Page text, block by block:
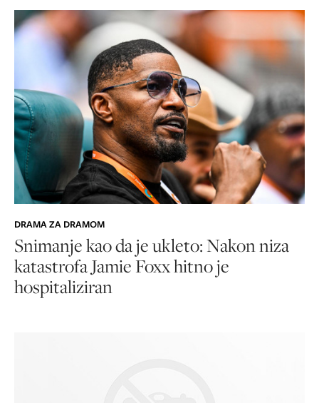
DRAMA ZA DRAMOM
Snimanje kao da je ukleto: Nakon niza
katastrofa Jamie Foxx hitno je
hospitaliziran